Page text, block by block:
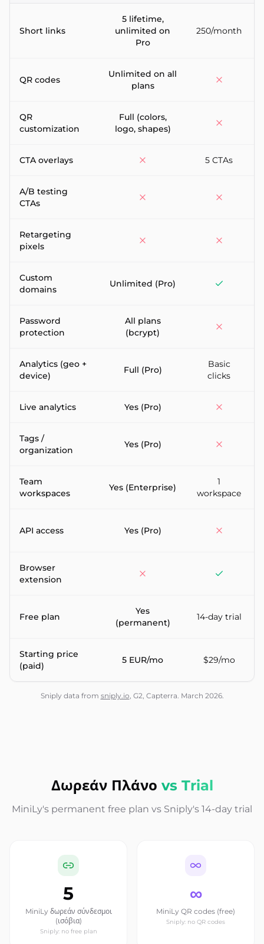
Short links
5 lifetime,
unlimited on
Pro
250/month
QR codes
Unlimited on all
plans
QR
customization
Full (colors,
logo, shapes)
CTA overlays 5 CTAs
A/B testing
CTAs
Retargeting
pixels
Custom
domains
Unlimited (Pro)
Password
protection
All plans
(bcrypt)
Analytics (geo +
device)
Full (Pro)
Basic
clicks
Live analytics Yes (Pro)
Tags /
organization
Yes (Pro)
Team
workspaces
Yes (Enterprise)
1
workspace
API access Yes (Pro)
Browser
extension
Free plan
Yes
(permanent)
14-day trial
Starting price
(paid)
5 EUR/mo $29/mo
Sniply data from sniply.io, G2, Capterra. March 2026.
Δωρεάν Πλάνο vs Trial
MiniLy's permanent free plan vs Sniply's 14-day trial
5
MiniLy δωρεάν σύνδεσμοι
(ισόβια)
Sniply: no free plan
∞
MiniLy QR codes (free)
Sniply: no QR codes